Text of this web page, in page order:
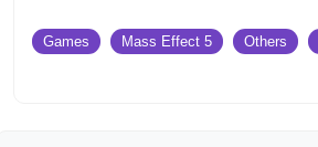
Games Mass Effect 5 Others